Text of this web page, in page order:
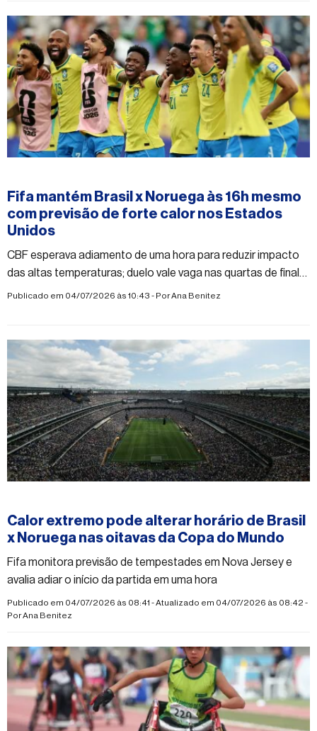
Fifa mantém Brasil x Noruega às 16h mesmo
com previsão de forte calor nos Estados
Unidos
CBF esperava adiamento de uma hora para reduzir impacto
das altas temperaturas; duelo vale vaga nas quartas de final
da Copa do Mundo
Publicado em 04/07/2026 às 10:43 - PorAna Benitez
Calor extremo pode alterar horário de Brasil
x Noruega nas oitavas da Copa do Mundo
Fifa monitora previsão de tempestades em Nova Jersey e
avalia adiar o início da partida em uma hora
Publicado em 04/07/2026 às 08:41 - Atualizado em 04/07/2026 às 08:42 -
PorAna Benitez